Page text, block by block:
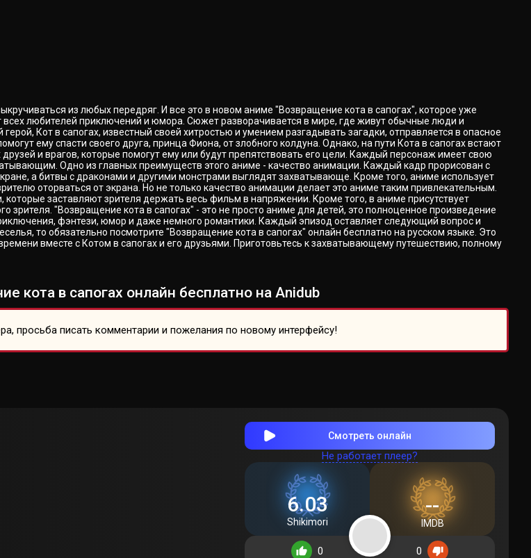
из любых передряг. И все это в новом аниме "Возвращение кота в сапогах", которое уже
любителей приключений и юмора. Сюжет разворачивается в мире, где живут обычные люди и
Кот в сапогах, известный своей хитростью и умением разгадывать загадки, отправляется в опасное
ему спасти своего друга, принца Фиона, от злобного колдуна. Однако, на пути Кота в сапогах встают
и врагов, которые помогут ему или будут препятствовать его цели. Каждый персонаж имеет свою
Одно из главных преимуществ этого аниме - качество анимации. Каждый кадр прорисован с
а битвы с драконами и другими монстрами выглядят захватывающе. Кроме того, аниме использует
оторваться от экрана. Но не только качество анимации делает это аниме таким привлекательным.
заставляют зрителя держать весь фильм в напряжении. Кроме того, в аниме присутствует
"Возвращение кота в сапогах" - это не просто аниме для детей, это полноценное произведение
фэнтези, юмор и даже немного романтики. Каждый эпизод оставляет следующий вопрос и
то обязательно посмотрите "Возвращение кота в сапогах" онлайн бесплатно на русском языке. Это
вместе с Котом в сапогах и его друзьями. Приготовьтесь к захватывающему путешествию, полному
кота в сапогах онлайн бесплатно на Anidub
просьба писать комментарии и пожелания по новому интерфейсу!
Смотреть онлайн
Не работает плеер?
6.03
Shikimori
--
IMDB
0
0